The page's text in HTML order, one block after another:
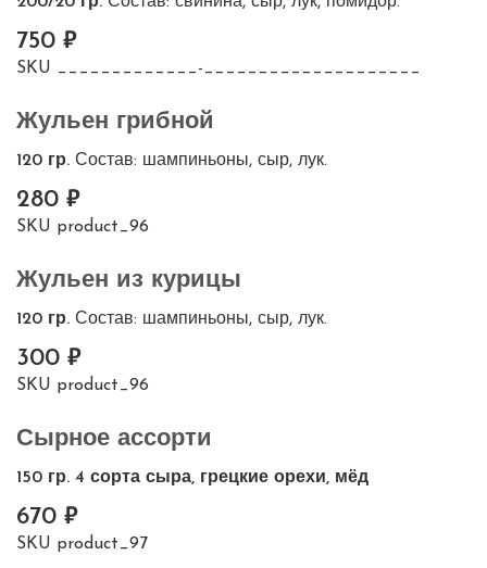
750
SKU _____________-____________________
Жульен грибной
120 гр. Состав: шампиньоны, сыр, лук.
280
SKU product_96
Жульен из курицы
120 гр. Состав: шампиньоны, сыр, лук.
300
SKU product_96
Сырное ассорти
150 гр. 4 сорта сыра, грецкие орехи, мёд
670
SKU product_97